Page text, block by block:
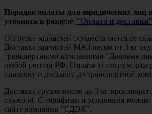
Порядок оплаты для юридических лиц
уточнить в разделе "Оплата и
Отгрузка запчастей осуществляется со
Доставка запчастей МАЗ весом от 3 кг
транспортными компаниями "Деловые
любой регион РФ. Оплата за погрузо-
упаковку и доставку до транспортной
Доставка грузов весом до 3 кг
службой. С тарифами и условиями можно
сайте компании "СДЭК".